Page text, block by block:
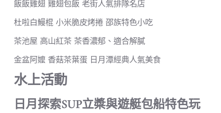
飯飯雞翅 雞翅包飯 老街人氣排隊名店
杜啦白鰻棍 小米脆皮烤捲 邵族特色小吃
茶池屋 高山紅茶 茶香濃郁、適合解膩
金盆阿嬤 香菇茶葉蛋 日月潭經典人氣美食
水上活動
日月探索SUP立槳與遊艇包船特色玩